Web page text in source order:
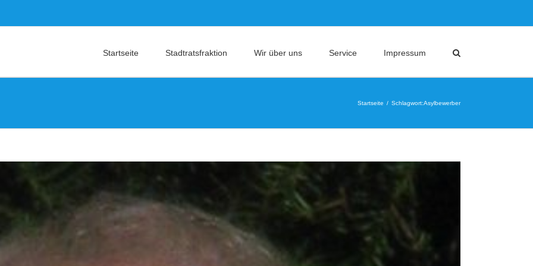
Startseite Stadtratsfraktion Wir über uns Service Impressum
Startseite Schlagwort:Asylbewerber